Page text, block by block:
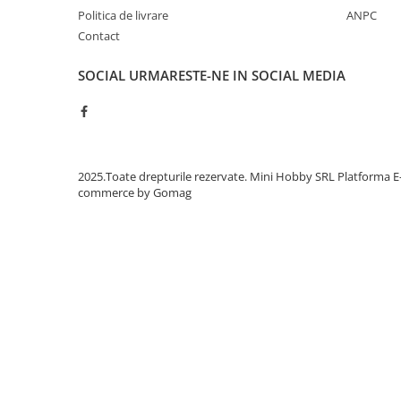
Politica de livrare
Contact
ANPC
SOCIAL URMARESTE-NE IN SOCIAL MEDIA
2025.Toate drepturile rezervate. Mini Hobby SRL Platforma
commerce by Gomag